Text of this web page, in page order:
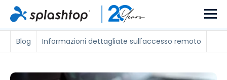
Blog Informazioni dettagliate sull'accesso remoto